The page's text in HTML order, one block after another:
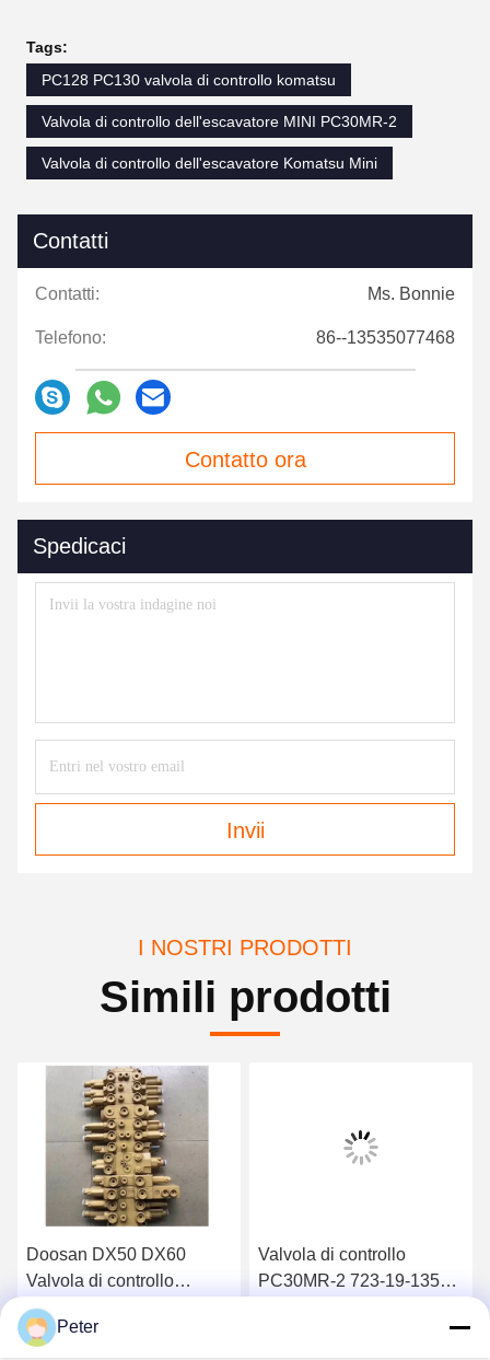
Tags:
PC128 PC130 valvola di controllo komatsu
Valvola di controllo dell'escavatore MINI PC30MR-2
Valvola di controllo dell'escavatore Komatsu Mini
Contatti
Contatti: Ms. Bonnie
Telefono: 86--13535077468
Contatto ora
Spedicaci
Invii
I NOSTRI PRODOTTI
Simili prodotti
Doosan DX50 DX60
Valvola di controllo
principale dell'escavatore
Daewoo DH50 DH60
Ottenga il migliore prezzo
Valvola di controllo
PC30MR-2 723-19-13501
Peter